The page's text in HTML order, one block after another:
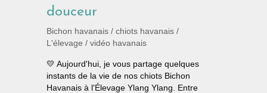
douceur
Bichon havanais / chiots havanais /
L'élevage / vidéo havanais
💛 Aujourd'hui, je vous partage quelques
instants de la vie de nos chiots Bichon
Havanais à l'Élevage Ylang Ylang. Entre